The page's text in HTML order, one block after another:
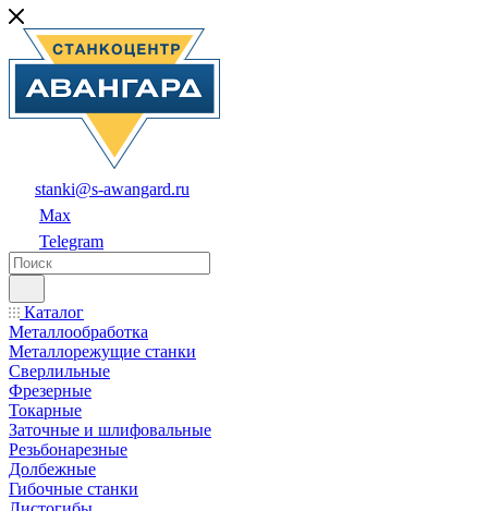
stanki@s-awangard.ru
Max
Telegram
Каталог
Металлообработка
Металлорежущие станки
Сверлильные
Фрезерные
Токарные
Заточные и шлифовальные
Резьбонарезные
Долбежные
Гибочные станки